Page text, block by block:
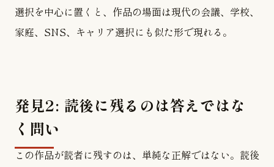
選択を中心に置くと、作品の場面は現代の会議、学校、
家庭、SNS、キャリア選択にも似た形で現れる。
発見2: 読後に残るのは答えではな
く問い
この作品が読者に残すのは、単純な正解ではない。読後